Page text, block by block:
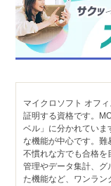
マイクロソフト オフ
証明する資格です。
ベル」に分かれていま
な機能が中心です。
不慣れな方でも合格を
管理やデータ集計、グ
た機能など、ワンラン